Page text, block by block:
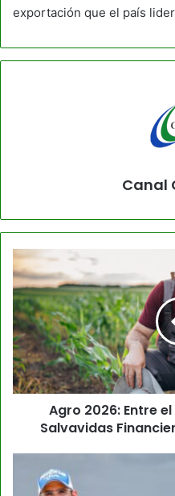
exportación que el país
Canal
Agro 2026: Entre
Salvavidas